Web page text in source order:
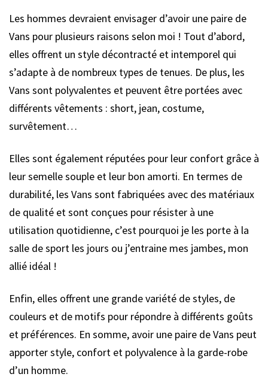
Les hommes devraient envisager d’avoir une paire de
Vans pour plusieurs raisons selon moi ! Tout d’abord,
elles offrent un style décontracté et intemporel qui
s’adapte à de nombreux types de tenues. De plus, les
Vans sont polyvalentes et peuvent être portées avec
différents vêtements : short, jean, costume,
survêtement…
Elles sont également réputées pour leur confort grâce à
leur semelle souple et leur bon amorti. En termes de
durabilité, les Vans sont fabriquées avec des matériaux
de qualité et sont conçues pour résister à une
utilisation quotidienne, c’est pourquoi je les porte à la
salle de sport les jours ou j’entraine mes jambes, mon
allié idéal !
Enfin, elles offrent une grande variété de styles, de
couleurs et de motifs pour répondre à différents goûts
et préférences. En somme, avoir une paire de Vans peut
apporter style, confort et polyvalence à la garde-robe
d’un homme.